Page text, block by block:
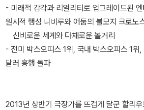
- 미래적 감각과 리얼리티로 업그레이드된
원시적 행성 니비루와 어둠의 불모지 크로노
신비로운 세계와 다채로운 볼거리
- 전미 박스오피스 1위, 국내 박스오피스 1
달러 흥행 돌파
2013년 상반기 극장가를 뜨겁게 달군 할리